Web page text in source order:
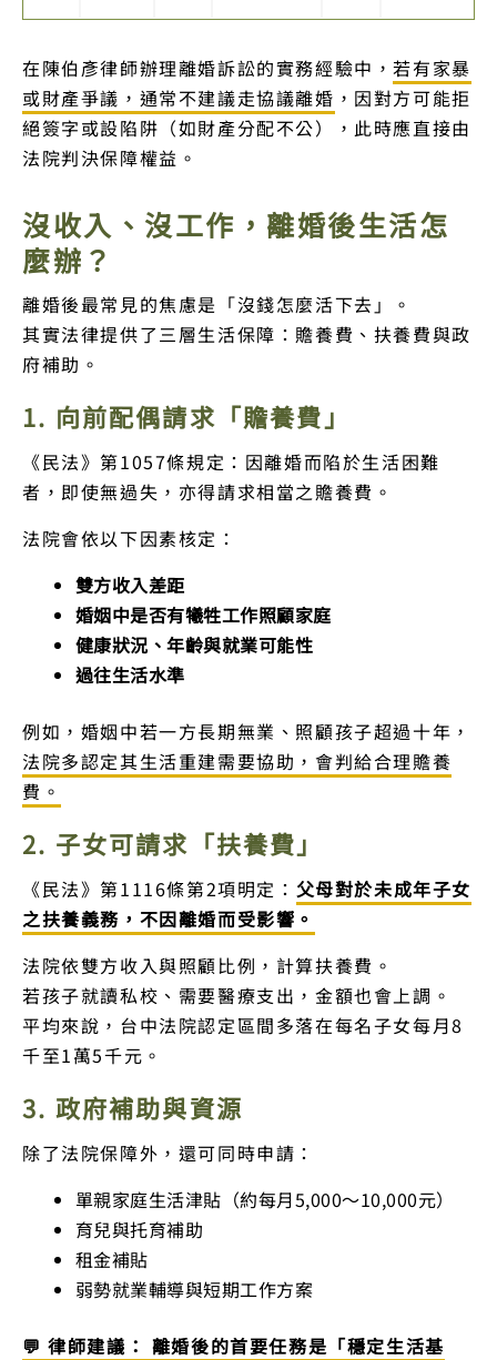
在陳伯彥律師辦理離婚訴訟的實務經驗中，若有家暴
或財產爭議，通常不建議走協議離婚 ，因對方可能拒
絕簽字或設陷阱（如財產分配不公），此時應直接由
法院判決保障權益。
沒收入、沒工作，離婚後生活怎
麼辦？
離婚後最常見的焦慮是「沒錢怎麼活下去」。
其實法律提供了三層生活保障：贍養費、扶養費與政
府補助。
1. 向前配偶請求「贍養費」
《民法》第1057條規定：因離婚而陷於生活困難
者，即使無過失，亦得請求相當之贍養費。
法院會依以下因素核定：
雙方收入差距
婚姻中是否有犧牲工作照顧家庭
健康狀況、年齡與就業可能性
過往生活水準
例如，婚姻中若一方長期無業、照顧孩子超過十年，
法院多認定其生活重建需要協助，會判給合理贍養
費。
2. 子女可請求「扶養費」
《民法》第1116條第2項明定： 父母對於未成年子女
之扶養義務，不因離婚而受影響。
法院依雙方收入與照顧比例，計算扶養費。
若孩子就讀私校、需要醫療支出，金額也會上調。
平均來說，台中法院認定區間多落在每名子女每月8
千至1萬5千元。
3. 政府補助與資源
除了法院保障外，還可同時申請：
單親家庭生活津貼（約每月5,000～10,000元）
育兒與托育補助
租金補貼
弱勢就業輔導與短期工作方案
💬 律師建議： 離婚後的首要任務是「穩定生活基